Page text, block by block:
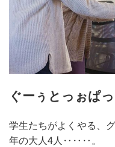
ぐーぅとっぉぱっ
学生たちがよくやる、
年の大人4人‥‥‥。